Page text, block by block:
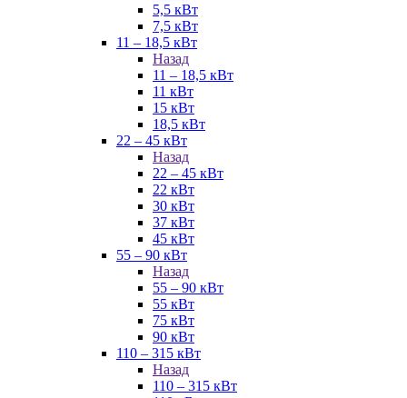
5,5 кВт
7,5 кВт
11 – 18,5 кВт
Назад
11 – 18,5 кВт
11 кВт
15 кВт
18,5 кВт
22 – 45 кВт
Назад
22 – 45 кВт
22 кВт
30 кВт
37 кВт
45 кВт
55 – 90 кВт
Назад
55 – 90 кВт
55 кВт
75 кВт
90 кВт
110 – 315 кВт
Назад
110 – 315 кВт